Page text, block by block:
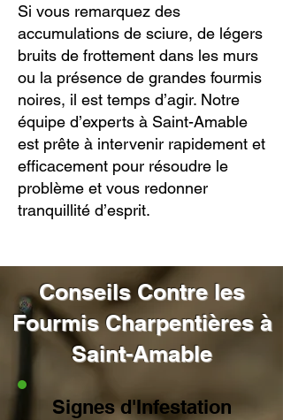
Si vous remarquez des
accumulations de sciure, de légers
bruits de frottement dans les murs
ou la présence de grandes fourmis
noires, il est temps d’agir. Notre
équipe d’experts à Saint-Amable
est prête à intervenir rapidement et
efficacement pour résoudre le
problème et vous redonner
tranquillité d’esprit.
Conseils Contre les
Fourmis Charpentières à
Saint-Amable
Signes d'Infestation